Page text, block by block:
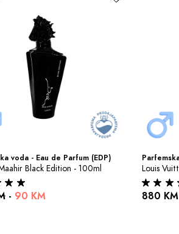
voda - Eau de Parfum (EDP)
Black Edition - 100ml
- 90 KM
Louis
880 KM